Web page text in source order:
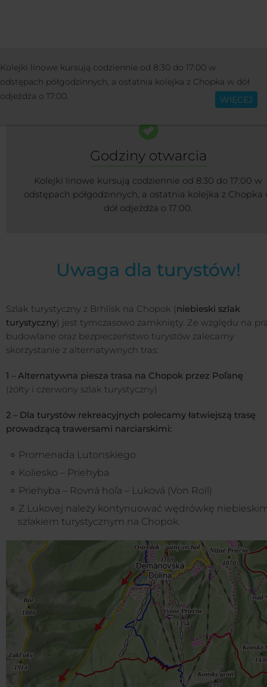
Polski
OŚRODEK INFORMACJE
Godziny otwarcia
Kolejki linowe kursują codziennie od 8:30 do 17:00 w
odstępach półgodzinnych, a ostatnia kolejka z Chopka
dół odjeżdża o 17:00.
Uwaga dla turystów!
Szlak turystyczny z Brhlísk na Chopok (niebieski szlak
turystyczny) jest tymczasowo zamknięty. Ze względu na
budowlane oraz bezpieczeństwo turystów zalecamy
skorzystanie z alternatywnych tras:
1 – Alternatywna piesza trasa na Chopok przez Poľanę
(żółty i czerwony szlak turystyczny)
2 – Dla turystów rekreacyjnych polecamy łatwiejszą trasę
prowadzącą trawersami narciarskimi:
Promenada Lutonskiego
Koliesko – Priehyba
Priehyba – Rovná hoľa – Luková (Von Roll)
Z Lukovej należy kontynuować wędrówkę
szlakiem turystycznym na Chopok.
Kolejki linowe kursują codziennie od 8:30 do 17:00 w
odstępach półgodzinnych, a ostatnia kolejka z Chopka w dół
odjeżdża o 17:00.
WIĘCEJ